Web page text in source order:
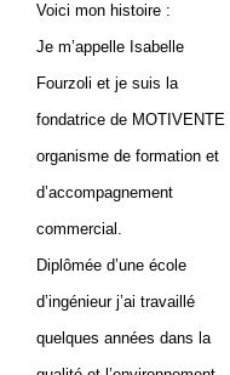
Voici mon histoire :
Je m’appelle Isabelle
Fourzoli et je suis la
fondatrice de MOTIVENTE
organisme de formation et
d’accompagnement
commercial.
Diplômée d’une école
d’ingénieur j’ai travaillé
quelques années dans la